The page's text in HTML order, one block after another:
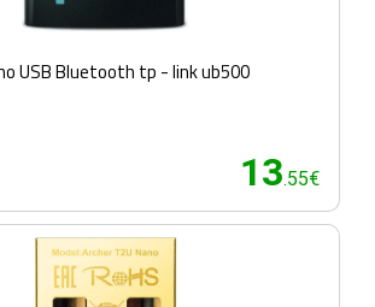
USB Bluetooth tp - link ub500
13.55€